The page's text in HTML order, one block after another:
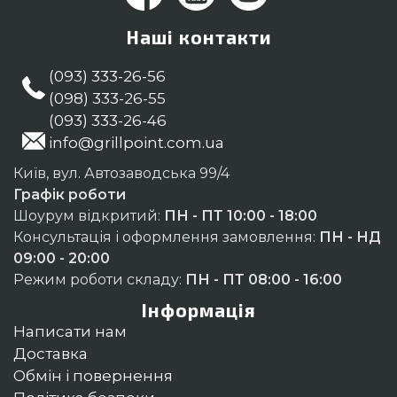
Наші контакти
(093) 333-26-56
(098) 333-26-55
(093) 333-26-46
info@grillpoint.com.ua
Київ, вул. Автозаводська 99/4
Графік роботи
Шоурум відкритий: ПН - ПТ 10:00 - 18:00
Консультація і оформлення замовлення: ПН - НД
09:00 - 20:00
Режим роботи складу: ПН - ПТ 08:00 - 16:00
Інформація
Написати нам
Доставка
Обмін і повернення